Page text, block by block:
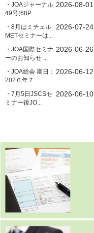
・JOAジャーナル
49号(68P...
2026-08-01
・8月はミチェル
METセミナーは...
2026-07-24
・JOA国際セミナ
ーのお知らせ ...
2026-06-26
・JOA総会 期日：
202６年７...
2026-06-12
・7月5日JSCSセ
ミナー後JO...
2026-06-10